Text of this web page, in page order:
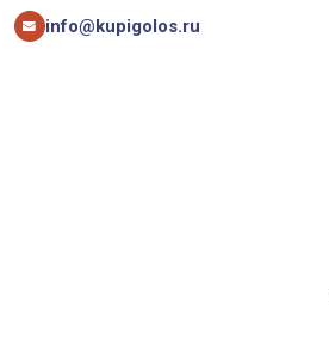
info@kupigolos.ru